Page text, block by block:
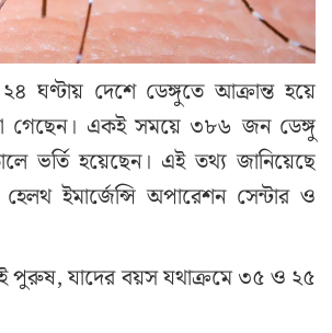
ঘণ্টায় দেশে ডেঙ্গুতে আক্রান্ত হয়ে
গেছেন। একই সময়ে ৩৮৬ জন ডেঙ্গু
ভর্তি হয়েছেন। এই তথ্য জানিয়েছে
হেলথ ইমার্জেন্সি অপারেশন সেন্টার ও
পুরুষ, যাদের বয়স যথাক্রমে ৩৫ ও ২৫